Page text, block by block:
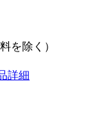
を除く）
詳細